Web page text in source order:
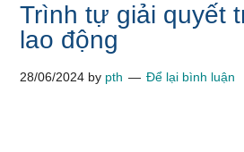
Trình tự giải quyết
lao động
28/06/2024 by pth Để lại bình luận